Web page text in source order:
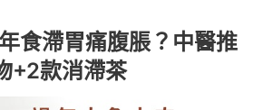
食滯胃痛腹脹？中醫推
+2款消滯茶